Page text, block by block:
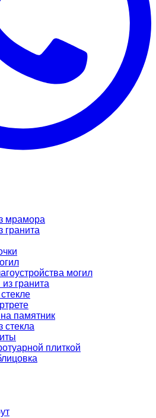
мрамора
гранита
могил
гранита
памятник
стекла
плиткой